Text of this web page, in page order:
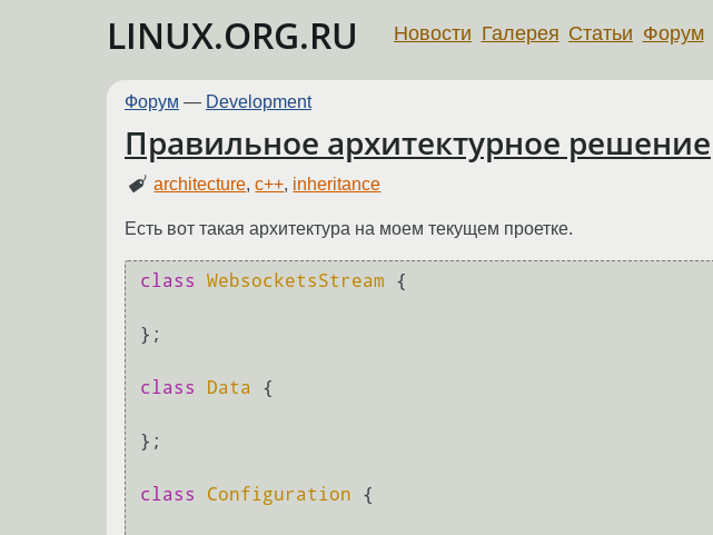
LINUX.ORG.RU Новости Галерея Статьи Форум
Форум — Development
Правильное архитектурное решение
architecture,c++, inheritance
Есть вот такая архитектура на моем текущем проетке.
class WebsocketsStream {
};
class Data {
};
class Configuration {